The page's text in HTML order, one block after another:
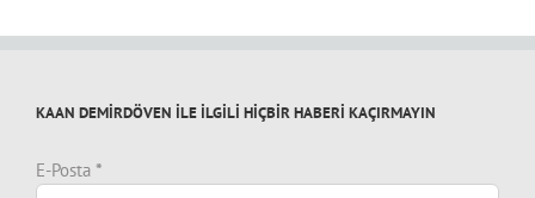
KAAN DEMİRDÖVEN İLE İLGİLİ HİÇBİR HABERİ KAÇIRMAYIN
E-Posta *